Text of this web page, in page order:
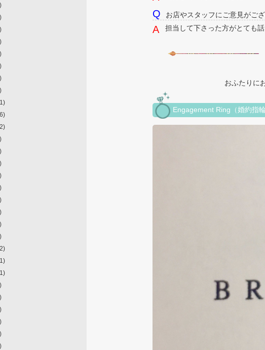
お店やスタッフにご意見がご
担当して下さった方がとても
おふたりに
Engagement Ring（婚約指輪